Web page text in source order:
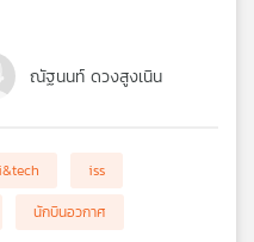
ณัฐนนท์ ดวงสูงเนิน
iss
นักบินอวกาศ